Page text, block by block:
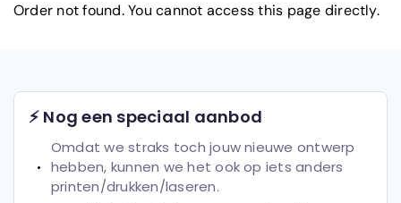
Order not found. You cannot access this page directly.
⚡ Nog een speciaal aanbod
Omdat we straks toch jouw nieuwe ontwerp
hebben, kunnen we het ook op iets anders
printen/drukken/laseren.